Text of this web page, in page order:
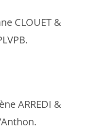
CLOUET &
ARREDI &